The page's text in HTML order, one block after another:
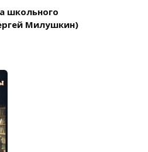
школьного
Милушкин)